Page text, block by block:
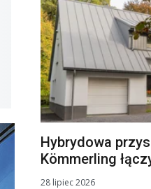
Hybrydowa
Kömmerling
28 lipiec 2026